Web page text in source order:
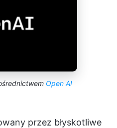
Open AI
przez błyskotliwe